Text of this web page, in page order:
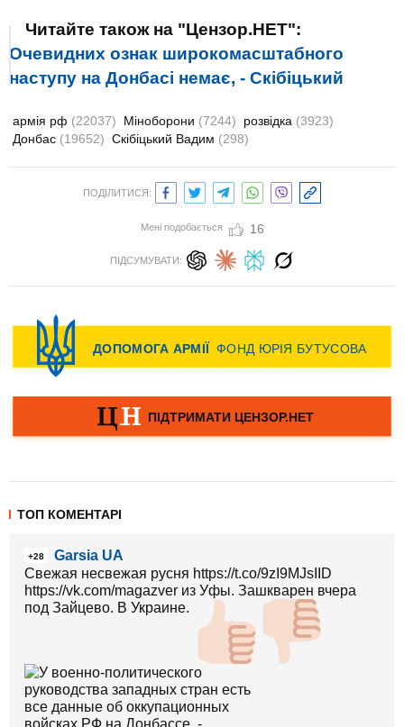
Читайте також на "Цензор.НЕТ":
Очевидних ознак широкомасштабного
наступу на Донбасі немає, - Скібіцький
армія рф (22037) Міноборони (7244) розвідка (3923)
Донбас (19652) Скібіцький Вадим (298)
ПОДІЛИТИСЯ:
Мені подобається 16
ПІДСУМУВАТИ:
ТОП КОМЕНТАРІ
+28
Garsia UA
Свежая несвежая русня https://t.co/9zI9MJsIID
https://vk.com/magazver из Уфы. Зашкварен вчера
под Зайцево. В Украине.